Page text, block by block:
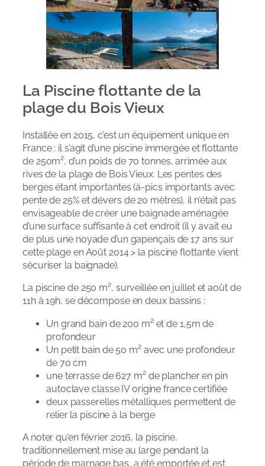
La Piscine flottante de la
plage du Bois Vieux
Installée en 2015, c’est un équipement unique en
France : il s’agit d’une piscine immergée et flottante
de 250m², d’un poids de 70 tonnes, arrimée aux
rives de la plage de Bois Vieux. Les pentes des
berges étant importantes (à-pics importants avec
pente de 25% et dévers de 20 mètres), il n’était pas
envisageable de créer une baignade aménagée
d’une surface suffisante à cet endroit (il y avait eu
de plus une noyade d’un gapençais de 17 ans sur
cette plage en Août 2014 > la piscine flottante vient
sécuriser la baignade).
La piscine de 250 m², surveillée en juillet et août de
11h à 19h, se décompose en deux bassins :
Un grand bain de 200 m² et de 1,5m de
profondeur
Un petit bain de 50 m² avec une profondeur
de 70 cm
une terrasse de 627 m² de plancher en pin
autoclave classe IV origine france certifiée
deux passerelles métalliques permettent de
relier la piscine à la berge
A noter qu’en février 2016, la piscine,
traditionnellement mise au large pendant la
période de marnage bas, a été emportée et est